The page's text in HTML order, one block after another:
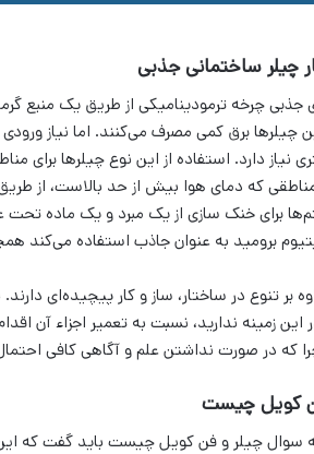
چیلر ساختمانی جذبی
جذبی چرخه ترمودینامیکی از طریق یک منبع
چیلرها برق کمی مصرف می‌کنند. اما نیاز
نیاز دارد. استفاده از این نوع چیلرها
که دمای هوا بیش از حد بالاست، از
برای خنک سازی از یک مبرد و یک ماده تحت
برومید به عنوان جاذب استفاده می‌کند
بر تنوع در ساختار، ساز و کار پیچیده‌ای
زمینه ندارید، نسبت به تعمیر اجزاء آن
که در صورت نداشتن علم و آگاهی کافی
کویل چیست
سوال چیلر و فن کویل چیست باید گفت که